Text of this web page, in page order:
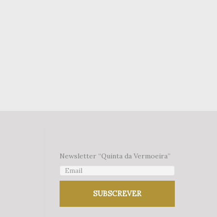
Newsletter “Quinta da Vermoeira”